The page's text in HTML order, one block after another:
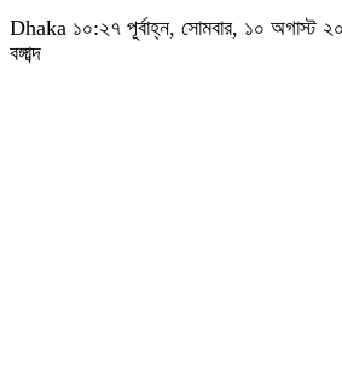
Dhaka ১০:২৭ পূর্বাহ্ন, সোমবার, ১০ অগাস্ট
বঙ্গাব্দ